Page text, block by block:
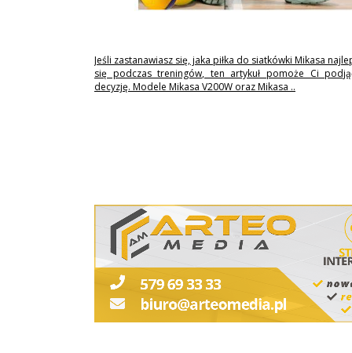
Jeśli zastanawiasz się, jaka piłka do siatkówki Mikasa
się podczas treningów, ten artykuł pomoże Ci
decyzję. Modele Mikasa V200W oraz Mikasa ..